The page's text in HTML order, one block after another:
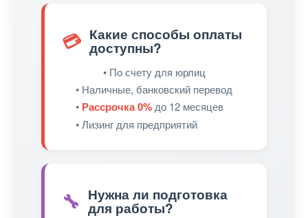
💳 Какие способы оплаты
доступны?
• По счету для юрлиц
• Наличные, банковский перевод
• Рассрочка 0% до 12 месяцев
• Лизинг для предприятий
🔧 Нужна ли подготовка
для работы?